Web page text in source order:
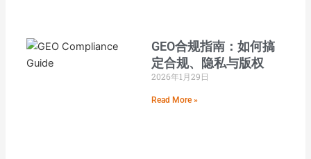
GEO合规指南：如何搞
定合规、隐私与版权
2026年1月29日
Read More »